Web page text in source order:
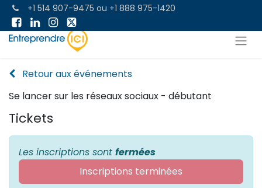
Retour aux événements
Se lancer sur les réseaux sociaux - débutant
Tickets
Les inscriptions sont fermées
Inscriptions terminées
+1 514 907-9475 ou +1 888 975-1420